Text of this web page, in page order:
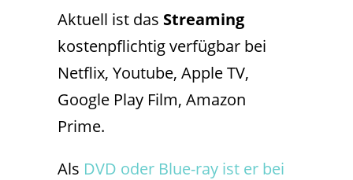
Aktuell ist das Streaming
kostenpflichtig verfügbar bei
Netflix, Youtube, Apple TV,
Google Play Film, Amazon
Prime.
Als DVD oder Blue-ray ist er bei